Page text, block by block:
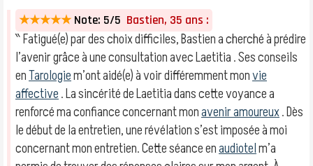
★★★★★ Note: 5/5 Bastien, 35 ans :
‶ Fatigué(e) par des choix difficiles, Bastien a cherché à prédire
l’avenir grâce à une consultation avec Laetitia . Ses conseils
enTarologiem’ont aidé(e) à voir différemment monvie
affective. La sincérité de Laetitia dans cette voyance a
renforcé ma confiance concernant monavenir amoureux. Dès
le début de la entretien, une révélation s’est imposée à moi
concernant mon entretien. Cette séance enaudiotelm’a